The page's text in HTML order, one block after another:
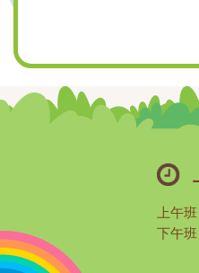
上午班
下午班